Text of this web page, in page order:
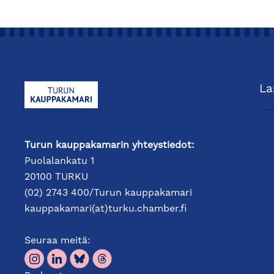
Turun kauppakamarin yhteystiedot:
Puolalankatu 1
20100 TURKU
(02) 2743 400/Turun kauppakamari
kauppakamari(at)turku.chamber.fi
Seuraa meitä: